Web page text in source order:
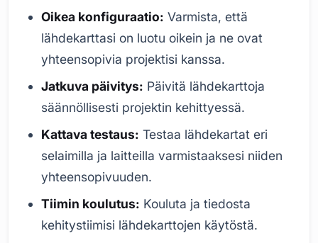
Oikea konfiguraatio: Varmista, että
lähdekarttasi on luotu oikein ja ne ovat
yhteensopivia projektisi kanssa.
Jatkuva päivitys: Päivitä lähdekarttoja
säännöllisesti projektin kehittyessä.
Kattava testaus: Testaa lähdekartat eri
selaimilla ja laitteilla varmistaaksesi niiden
yhteensopivuuden.
Tiimin koulutus: Kouluta ja tiedosta
kehitystiimisi lähdekarttojen käytöstä.